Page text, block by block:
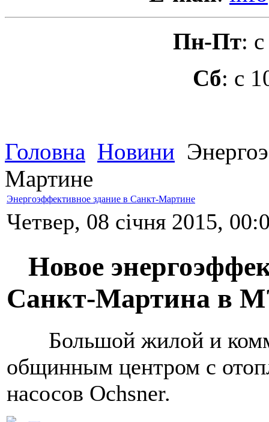
Пн-Пт:
Сб: с
Головна Новини
Мартине
Энергоэффективное здание в Санкт-Мартине
Четвер, 08 січня 2015,
Новое
Санкт-Мартина в
Большой жилой и
общинным центром с
насосов Ochsner.